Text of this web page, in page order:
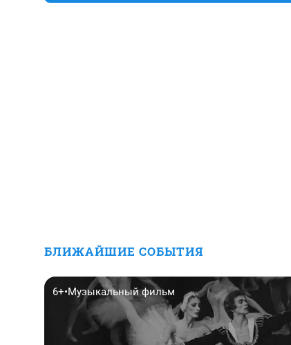
БЛИЖАЙШИЕ СОБЫТИЯ
6+•Музыкальный фильм